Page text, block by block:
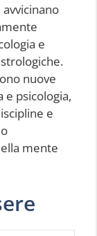
e
nuove
e psicologia,
e
mente